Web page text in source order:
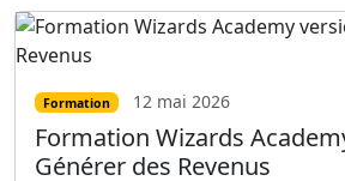
Formation 12 mai 2026
Formation Wizards
Générer des Revenus